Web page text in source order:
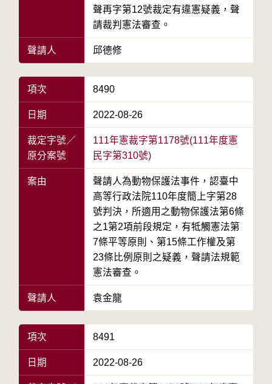
聲再字第12號裁定有違憲疑義，聲
請裁判憲法審查。
聲請人 邱德修
項次 8490
日期 2022-08-26
裁定字號／
原分案號
111年憲裁字第1178號(111年度憲
民字第310號)
案由
聲請人為動物保護法事件，認臺中
高等行政法院110年度簡上字第28
號判決，所適用之動物保護法第6條
之1第2項前段規定，有牴觸憲法第
7條平等原則、第15條工作權及第
23條比例原則之疑義，聲請法規範
憲法審查。
聲請人 袁金龍
項次 8491
日期 2022-08-26